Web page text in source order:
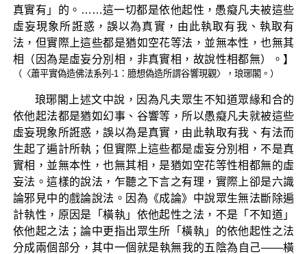
真實有」的。……這一切都是依他起性，愚癡凡夫被這些
虛妄現象所誑惑，誤以為真實，由此執取有我、執取有
法，但實際上這些都是猶如空花等法，並無本性，也無其
相（因為是虛妄分別相，非真實相，故說性相都無）。】
（〈蕭平實偽造佛法系列-1：臆想偽造所謂谷響現觀〉，琅琊閣。）
琅琊閣上述文中說，因為凡夫眾生不知道眾緣和合的
依他起法都是猶如幻事、谷響等，所以愚癡凡夫就被這些
虛妄現象所誑惑，誤以為是真實，由此執取有我、有法而
生起了遍計所執；但實際上這些都是虛妄分別相，不是真
實相，並無本性，也無其相，是猶如空花等性相都無的虛
妄法。這樣的說法，乍聽之下言之有理，實際上卻是六識
論邪見中的戲論說法。因為《成論》中說眾生無法斷除遍
計執性，原因是「橫執」依他起性之法，不是「不知道」
依他起之法；論中更指出眾生所「橫執」的依他起性之法
分成兩個部分，其中一個就是執無我的五陰為自己——橫